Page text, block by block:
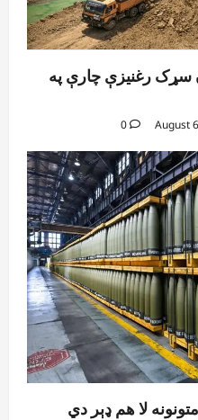
سړک رغنیزې چارې په
0
لا هم ډېر دي